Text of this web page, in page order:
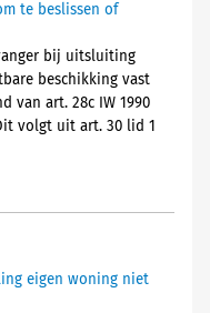
te beslissen of
bij uitsluiting
beschikking vast
van art. 28c IW 1990
volgt uit art. 30 lid 1
eigen woning niet